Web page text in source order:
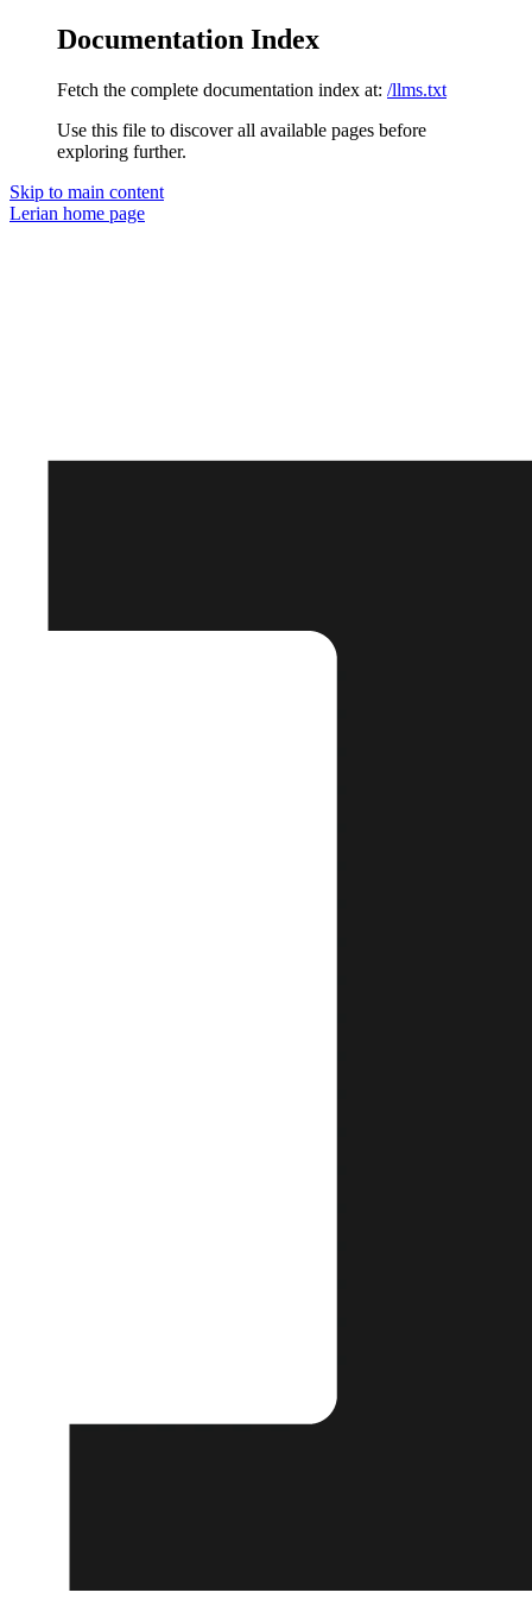
Documentation Index
Fetch the complete documentation index at: /llms.txt
Use this file to discover all available pages before
exploring further.
Skip to main content
Lerian home page